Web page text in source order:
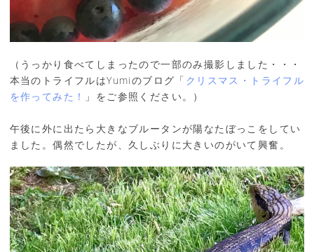
（うっかり食べてしまったので一部のみ撮影しました・・・
本当のトライフルはYumiのブログ「 クリスマス・トライフル
を作ってみた！
」をご参照ください。）
午後に外に出たら大きなブルータンが陽なたぼっこをしてい
ました。偶然でしたが、久しぶりに大きいのがいて興奮。